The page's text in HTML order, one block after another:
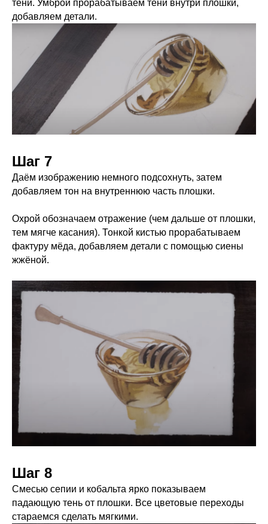
тени. Умброй прорабатываем тени внутри плошки,
добавляем детали.
Шаг 7
Даём изображению немного подсохнуть, затем
добавляем тон на внутреннюю часть плошки.
Охрой обозначаем отражение (чем дальше от плошки,
тем мягче касания). Тонкой кистью прорабатываем
фактуру мёда, добавляем детали с помощью сиены
жжёной.
Шаг 8
Смесью сепии и кобальта ярко показываем
падающую тень от плошки. Все цветовые переходы
стараемся сделать мягкими.